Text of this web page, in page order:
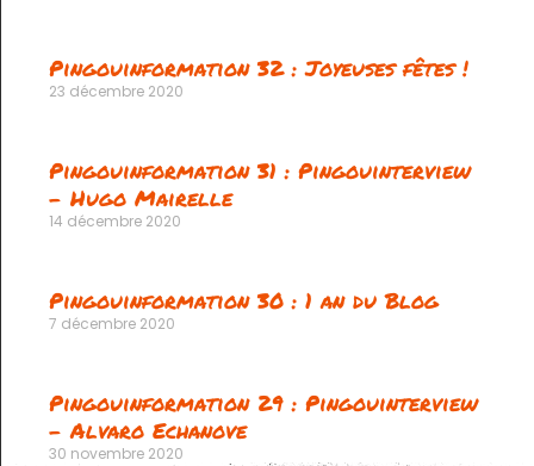
Pingouinformation 32 : Joyeuses fêtes !
23 décembre 2020
Pingouinformation 31 : Pingouinterview
– Hugo Mairelle
14 décembre 2020
Pingouinformation 30 : 1 an du Blog
7 décembre 2020
Pingouinformation 29 : Pingouinterview
– Alvaro Echanove
30 novembre 2020